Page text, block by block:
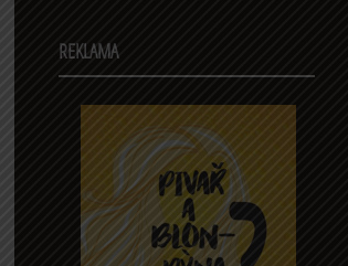
REKLAMA